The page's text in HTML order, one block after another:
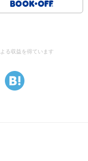
る収益を得ています